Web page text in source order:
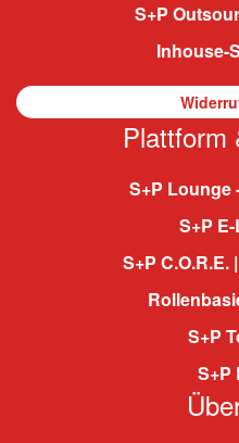
S+P
Inhouse-
Plattform
S+P Lounge
S+P
S+P
S+P
S+P